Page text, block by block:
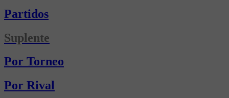
Partidos
Suplente
Por Torneo
Por Rival